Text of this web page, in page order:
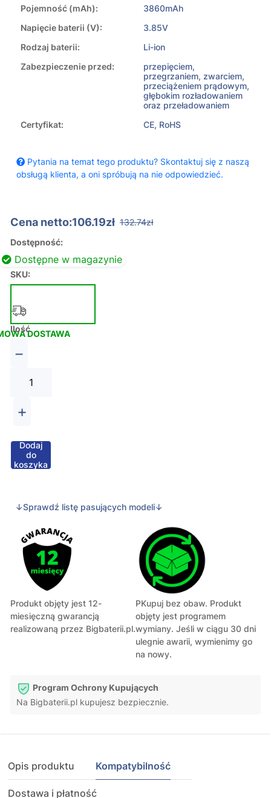
Pojemność (mAh):
3860mAh
Napięcie baterii (V):
3.85V
Rodzaj baterii:
Li-ion
Zabezpieczenie przed:
przepięciem,
przegrzaniem, zwarciem,
przeciążeniem prądowym,
głębokim rozładowaniem
oraz przeładowaniem
Certyfikat:
CE, RoHS
Pytania na temat tego produktu? Skontaktuj się z naszą
obsługą klienta, a oni spróbują na nie odpowiedzieć.
Cena netto:106.19zł 132.74zł
Dostępność:
Dostępne w magazynie
SKU:
DOSTAWA
Ilość
−
+
Dodaj
do
koszyka
↓Sprawdź listę pasujących modeli↓
Produkt objęty jest 12-
miesięczną gwarancją
realizowaną przez Bigbaterii.pl.
PKupuj bez obaw. Produkt
objęty jest programem
wymiany. Jeśli w ciągu 30 dni
ulegnie awarii, wymienimy go
na nowy.
Program Ochrony Kupujących
Na Bigbaterii.pl kupujesz bezpiecznie.
Opis produktu Kompatybilność
Dostawa i płatność